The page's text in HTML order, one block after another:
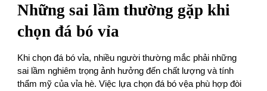
Những sai lầm thường gặp khi
chọn đá bó vỉa
Khi chọn đá bó vỉa, nhiều người thường mắc phải những
sai lầm nghiêm trọng ảnh hưởng đến chất lượng và tính
thẩm mỹ của vỉa hè. Việc lựa chọn đá bó vệa phù hợp đòi